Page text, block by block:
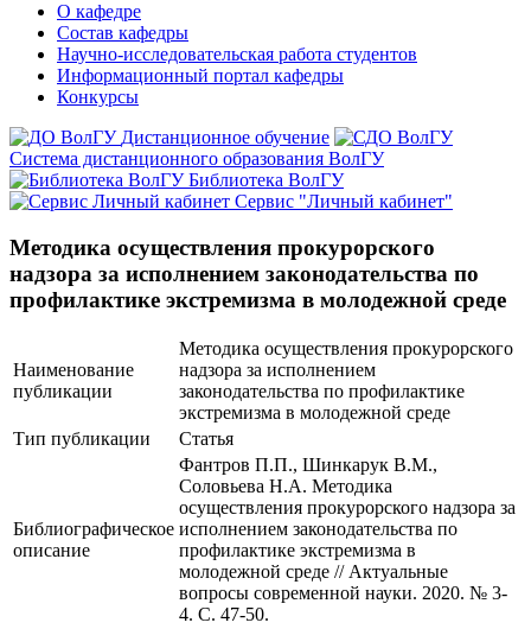
О кафедре
Состав кафедры
Научно-исследовательская работа студентов
Информационный портал кафедры
Конкурсы
Дистанционное обучение
Система дистанционного образования ВолГУ
Библиотека ВолГУ
Сервис "Личный кабинет"
Методика осуществления прокурорского
надзора за исполнением законодательства по
профилактике экстремизма в молодежной среде
Наименование
публикации
Методика осуществления прокурорского
надзора за исполнением
законодательства по профилактике
экстремизма в молодежной среде
Тип публикации
Статья
Библиографическое
описание
Фантров П.П., Шинкарук В.М.,
Соловьева Н.А. Методика
осуществления прокурорского надзора за
исполнением законодательства по
профилактике экстремизма в
молодежной среде // Актуальные
вопросы современной науки. 2020. № 3-
4. С. 47-50.